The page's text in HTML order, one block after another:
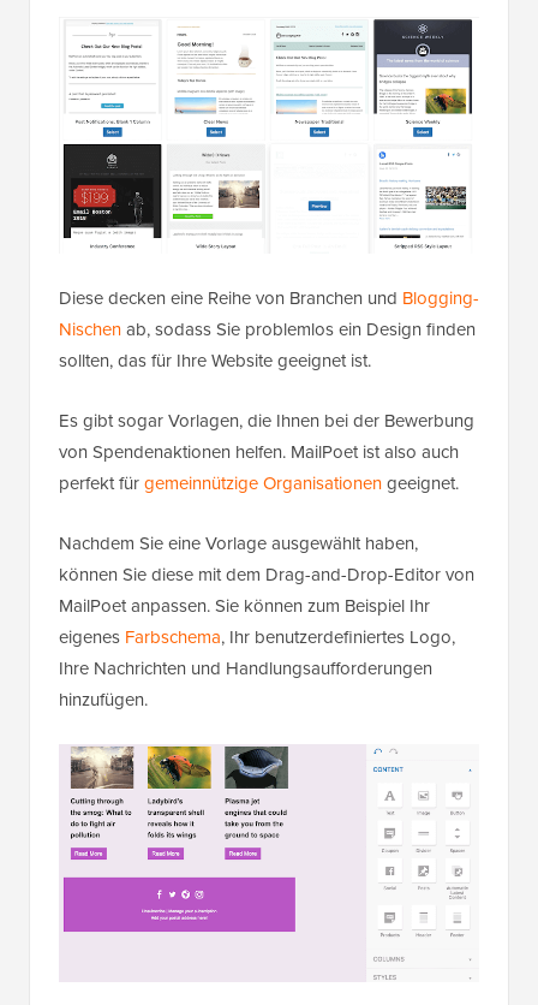
Diese decken eine Reihe von Branchen und Blogging-
Nischenab, sodass Sie problemlos ein Design finden
sollten, das für Ihre Website geeignet ist.
Es gibt sogar Vorlagen, die Ihnen bei der Bewerbung
von Spendenaktionen helfen. MailPoet ist also auch
perfekt fürgemeinnützige Organisationengeeignet.
Nachdem Sie eine Vorlage ausgewählt haben,
können Sie diese mit dem Drag-and-Drop-Editor von
MailPoet anpassen. Sie können zum Beispiel Ihr
eigenes Farbschema, Ihr benutzerdefiniertes Logo,
Ihre Nachrichten und Handlungsaufforderungen
hinzufügen.